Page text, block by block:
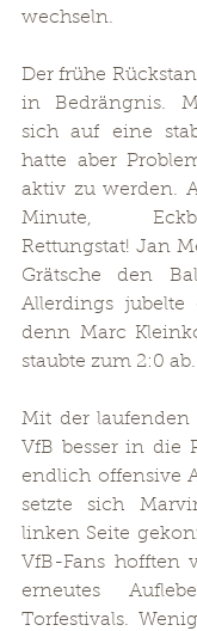
wechseln.
Der frühe
in Bedrängnis.
sich auf eine
hatte aber
aktiv zu werden.
Minute,
Rettungstat! Jan
Grätsche den
Allerdings jubelte
denn Marc
staubte zum 2:0 ab.
Mit der laufenden
VfB besser in die
endlich offensive
setzte sich
linken Seite
VfB-Fans hofften
erneutes
Torfestivals.